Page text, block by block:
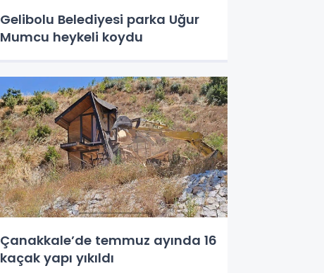
Gelibolu Belediyesi parka Uğur
Mumcu heykeli koydu
Çanakkale’de temmuz ayında 16
kaçak yapı yıkıldı